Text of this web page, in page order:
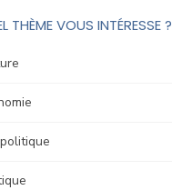
THÈME VOUS INTÉRESSE ?